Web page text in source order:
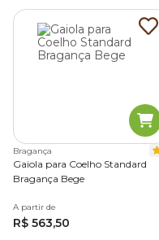
Bragança
Gaiola para Coelho Standard
Bragança Bege
A partir de
R$ 563,50